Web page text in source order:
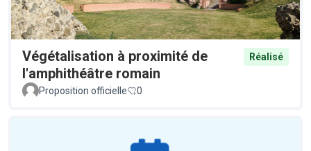
Végétalisation à proximité de
l'amphithéâtre romain
Réalisé
Proposition officielle 0